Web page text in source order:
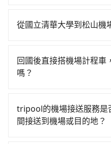
約400元、車程約26分鐘
人票價290元，再用15分
程車，搭上小黃後約花17
為520元。但如果全程使
每人平均花費約470元，
時不需要閉目養神（因為
同）承租小轎車，每公里
大學到松山機場的花費預
提供最基本的車型，如
類乘坐體驗較差的車款，
從國立清華大學到松山機
灣大車隊、Uber、Line
到車，也可考慮打電話至
但如改預約tripool可省高
價格或服務品質上，
回國後直接搭機場計程車
嗎？
乘機場計程車可能比預約
旺季、連續假期或尖峰時
tripool的機場接送服務是
間接送到機場或目的地？